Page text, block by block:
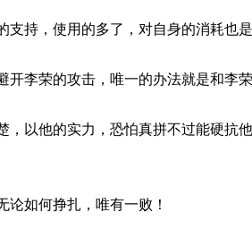
使用的多了，对自身的消耗也是
的攻击，唯一的办法就是和李荣
的实力，恐怕真拼不过能硬抗他
何挣扎，唯有一败！